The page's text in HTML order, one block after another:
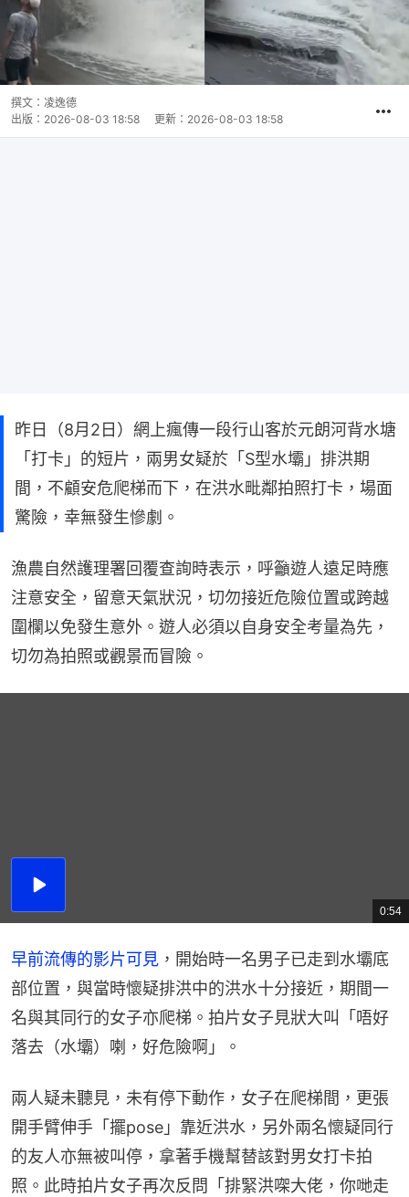
撰文： 凌逸德
出版： 2026-08-03 18:58 更新： 2026-08-03 18:58
昨日（8月2日）網上瘋傳一段行山客於元朗河背水塘
「打卡」的短片，兩男女疑於「S型水壩」排洪期
間，不顧安危爬梯而下，在洪水毗鄰拍照打卡，場面
驚險，幸無發生慘劇。
漁農自然護理署回覆查詢時表示，呼籲遊人遠足時應
注意安全，留意天氣狀況，切勿接近危險位置或跨越
圍欄以免發生意外。遊人必須以自身安全考量為先，
切勿為拍照或觀景而冒險。
播
總
共
0:54
早前流傳的影片可見 ，開始時一名男子已走到水壩底
部位置，與當時懷疑排洪中的洪水十分接近，期間一
名與其同行的女子亦爬梯。拍片女子見狀大叫「唔好
落去（水壩）喇，好危險啊」。
兩人疑未聽見，未有停下動作，女子在爬梯間，更張
開手臂伸手「擺pose」靠近洪水，另外兩名懷疑同行
的友人亦無被叫停，拿著手機幫替該對男女打卡拍
照。此時拍片女子再次反問「排緊洪㗎大佬，你哋走